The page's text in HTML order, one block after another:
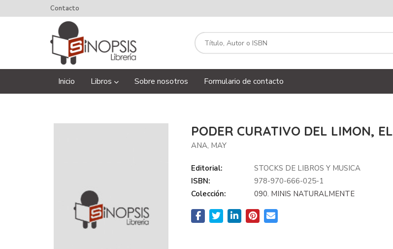
Contacto
Inicio Libros Sobre nosotros Formulario de contacto
PODER CURATIVO DEL LIMON, EL
ANA, MAY
Editorial:
STOCKS DE LIBROS Y MUSICA
ISBN:
978-970-666-025-1
Colección:
090. MINIS NATURALMENTE